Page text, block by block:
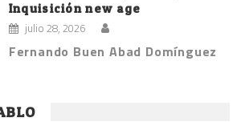
Inquisición new age
julio 28, 2026
Fernando Buen Abad Domínguez